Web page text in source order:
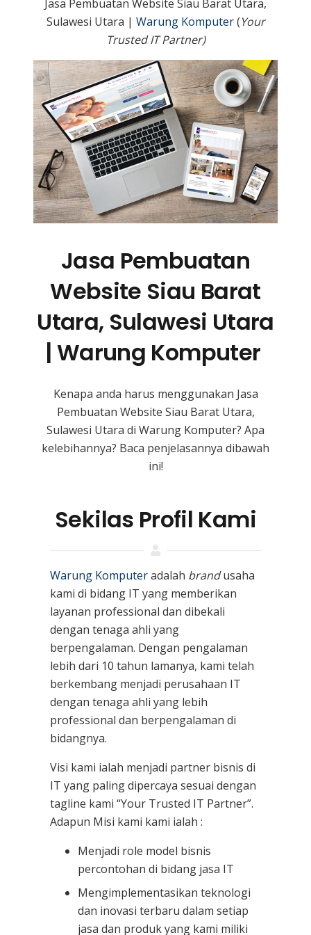
Jasa Pembuatan Website Siau Barat Utara,
Sulawesi Utara | Warung Komputer(Your
Trusted IT Partner)
Jasa Pembuatan
Website Siau Barat
Utara, Sulawesi Utara
| Warung Komputer
Kenapa anda harus menggunakan Jasa
Pembuatan Website Siau Barat Utara,
Sulawesi Utara di Warung Komputer? Apa
kelebihannya? Baca penjelasannya dibawah
ini!
Sekilas Profil Kami
Warung Komputeradalah brandusaha
kami di bidang IT yang memberikan
layanan professional dan dibekali
dengan tenaga ahli yang
berpengalaman. Dengan pengalaman
lebih dari 10 tahun lamanya, kami telah
berkembang menjadi perusahaan IT
dengan tenaga ahli yang lebih
professional dan berpengalaman di
bidangnya.
Visi kami ialah menjadi partner bisnis di
IT yang paling dipercaya sesuai dengan
tagline kami “Your Trusted IT Partner”.
Adapun Misi kami kami ialah :
Menjadi role model bisnis
percontohan di bidang jasa IT
Mengimplementasikan teknologi
dan inovasi terbaru dalam setiap
jasa dan produk yang kami miliki